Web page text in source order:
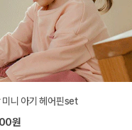
미니 아기 헤어핀set
원